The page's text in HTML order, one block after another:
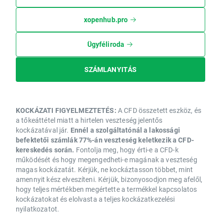
xopenhub.pro
Ügyféliroda
SZÁMLANYITÁS
KOCKÁZATI FIGYELMEZTETÉS: A CFD összetett eszköz, és
a tőkeáttétel miatt a hirtelen veszteség jelentős
kockázatával jár. Ennél a szolgáltatónál a lakossági
befektetői számlák 77%-án veszteség keletkezik a CFD-
kereskedés során. Fontolja meg, hogy érti-e a CFD-k
működését és hogy megengedheti-e magának a veszteség
magas kockázatát. Kérjük, ne kockáztasson többet, mint
amennyit kész elveszíteni. Kérjük, bizonyosodjon meg afelől,
hogy teljes mértékben megértette a termékkel kapcsolatos
kockázatokat és elolvasta a teljes kockázatkezelési
nyilatkozatot.